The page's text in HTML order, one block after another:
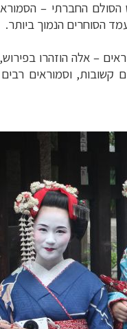
החברתי –
הסוחרים הנמוך ביותר.
– אלה הוזהרו
וסמוראים